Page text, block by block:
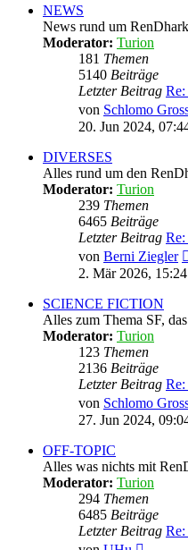
NEWS
News rund um
Moderator: Turion
181 Themen
5140 Beiträge
Letzter Beitrag
von Schlomo
20. Jun 2024,
DIVERSES
Alles rund um den
Moderator: Turion
239 Themen
6465 Beiträge
Letzter Beitrag
von Berni Ziegler
2. Mär 2026, 15:24
SCIENCE FICTION
Alles zum Thema SF,
Moderator: Turion
123 Themen
2136 Beiträge
Letzter Beitrag
von Schlomo
27. Jun 2024,
OFF-TOPIC
Alles was nichts mit
Moderator: Turion
294 Themen
6485 Beiträge
Letzter Beitrag Re: